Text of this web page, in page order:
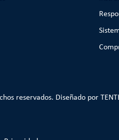
reservados. Diseñado por